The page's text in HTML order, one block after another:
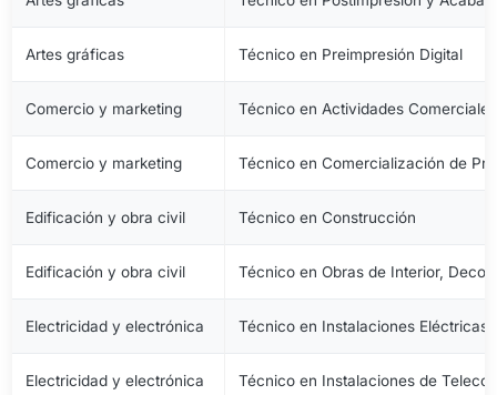
Artes gráficas Técnico en Preimpresión Digital
Comercio y marketing Técnico en Actividades Comerciales
Comercio y marketing Técnico en Comercialización de
Edificación y obra civil Técnico en Construcción
Edificación y obra civil Técnico en Obras de Interior,
Electricidad y electrónica Técnico en Instalaciones Eléctricas
Electricidad y electrónica Técnico en Instalaciones de